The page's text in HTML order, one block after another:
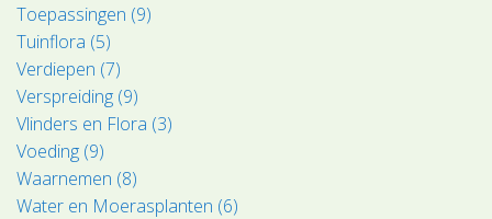
Toepassingen (9)
Tuinflora (5)
Verdiepen (7)
Verspreiding (9)
Vlinders en Flora (3)
Voeding (9)
Waarnemen (8)
Water en Moerasplanten (6)